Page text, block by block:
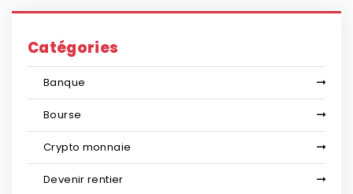
Catégories
Banque
Bourse
Crypto monnaie
Devenir rentier